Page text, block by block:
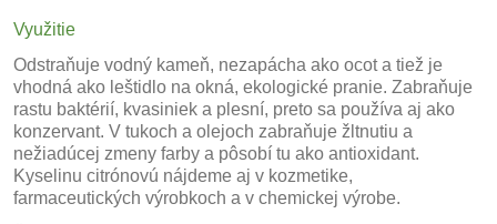
Využitie
Odstraňuje vodný kameň, nezapácha ako ocot a tiež je
vhodná ako leštidlo na okná, ekologické pranie. Zabraňuje
rastu baktérií, kvasiniek a plesní, preto sa používa aj ako
konzervant. V tukoch a olejoch zabraňuje žltnutiu a
nežiadúcej zmeny farby a pôsobí tu ako antioxidant.
Kyselinu citrónovú nájdeme aj v kozmetike,
farmaceutických výrobkoch a v chemickej výrobe.